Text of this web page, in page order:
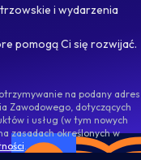
i wydarzenia
pomogą Ci się rozwijać.
na podany adres
Zawodowego, dotyczących
i usług (w tym nowych
zasadach określonych w
.